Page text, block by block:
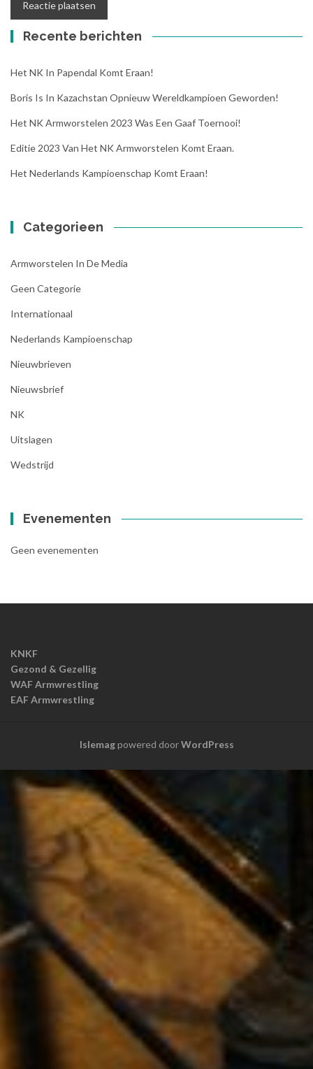
Recente berichten
Het NK In Papendal Komt Eraan!
Boris Is In Kazachstan Opnieuw Wereldkampioen Geworden!
Het NK Armworstelen 2023 Was Een Gaaf Toernooi!
Editie 2023 Van Het NK Armworstelen Komt Eraan.
Het Nederlands Kampioenschap Komt Eraan!
Categorieen
Armworstelen In De Media
Geen Categorie
Internationaal
Nederlands Kampioenschap
Nieuwbrieven
Nieuwsbrief
NK
Uitslagen
Wedstrijd
Evenementen
Geen evenementen
KNKF
Gezond & Gezellig
WAF Armwrestling
EAF Armwrestling
Islemagpowered doorWordPress